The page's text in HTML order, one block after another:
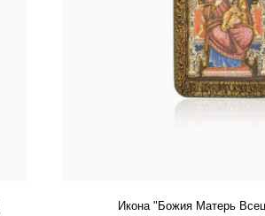
Икона "Божия Матерь